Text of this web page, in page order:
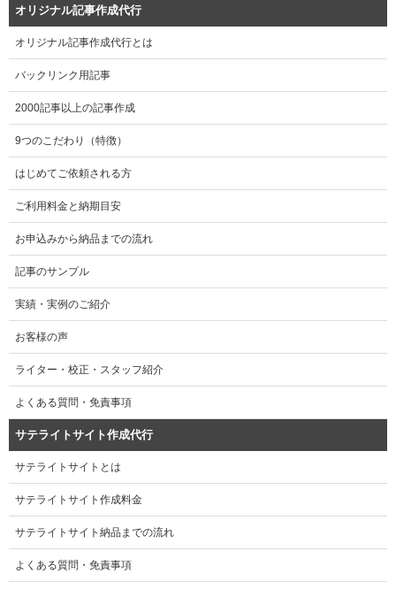
オリジナル記事作成代行
オリジナル記事作成代行とは
バックリンク用記事
2000記事以上の記事作成
9つのこだわり（特徴）
はじめてご依頼される方
ご利用料金と納期目安
お申込みから納品までの流れ
記事のサンプル
実績・実例のご紹介
お客様の声
ライター・校正・スタッフ紹介
よくある質問・免責事項
サテライトサイト作成代行
サテライトサイトとは
サテライトサイト作成料金
サテライトサイト納品までの流れ
よくある質問・免責事項